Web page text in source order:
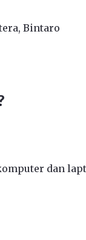
Bintaro
dan